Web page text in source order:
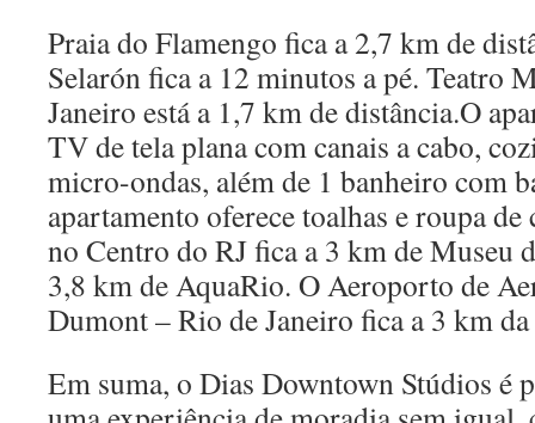
Praia do Flamengo fica a 2,7 km de
Selarón fica a 12 minutos a pé. Teatro
Janeiro está a 1,7 km de distância.O
TV de tela plana com canais a cabo,
micro-ondas, além de 1 banheiro com
apartamento oferece toalhas e roupa
no Centro do RJ fica a 3 km de Museu
3,8 km de AquaRio. O Aeroporto de
Dumont – Rio de Janeiro fica a 3 km
Em suma, o Dias Downtown Stúdios é